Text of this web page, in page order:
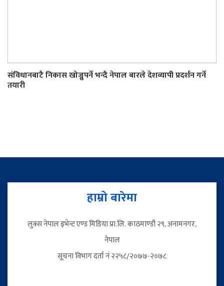
संविधानबाटै निकास खोज्नुपर्ने भन्दै नेपाल बारले देशव्यापी प्रदर्शन गर्ने
तयारी
हाम्रो बारेमा
लुक्स नेपाल इभेन्ट एण्ड मिडिया प्रा.लि. काठमाण्डौ २९, अनामनगर,
नेपाल
सूचना विभाग दर्ता नं २२५८/२०७७-२०७८